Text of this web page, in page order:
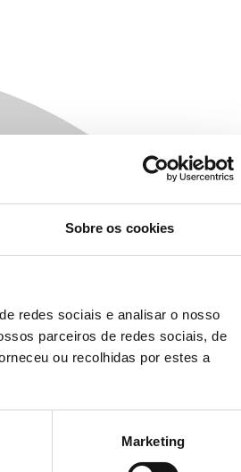
Sobre os cookies
redes sociais e analisar o nosso
parceiros de redes sociais, de
ou recolhidas por estes a
Marketing